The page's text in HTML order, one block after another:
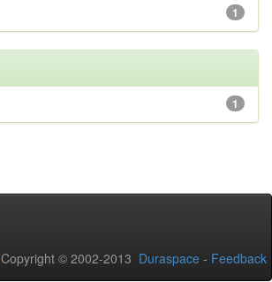
1
1
Copyright © 2002-2013 Duraspace - Feedback